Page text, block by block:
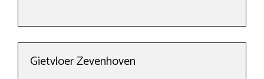
Gietvloer Zevenhoven